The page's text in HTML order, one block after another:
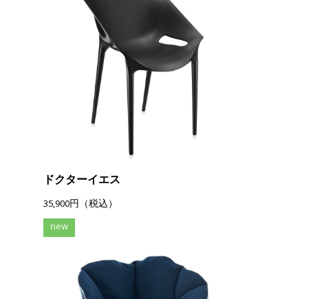
ドクターイエス
35,900円（税込）
new